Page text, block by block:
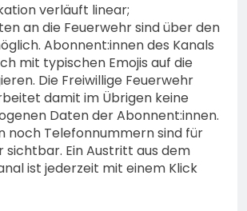
verläuft linear;
an die Feuerwehr sind über den
Abonnent:innen des Kanals
mit typischen Emojis auf die
Die Freiwillige Feuerwehr
damit im Übrigen keine
Daten der Abonnent:innen.
noch Telefonnummern sind für
sichtbar. Ein Austritt aus dem
ist jederzeit mit einem Klick